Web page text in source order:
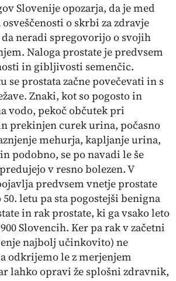
Slovenije opozarja, da je med
o skrbi za zdravje
neradi spregovorijo o svojih
Naloga prostate je predvsem
in gibljivosti semenčic.
se prostata začne povečevati in s
Znaki, kot so pogosto in
vodo, pekoč občutek pri
prekinjen curek urina, počasno
mehurja, kapljanje urina,
podobno, se po navadi le še
v resno bolezen. V
predvsem vnetje prostate
letu pa sta pogostejši benigna
in rak prostate, ki ga vsako leto
Slovencih. Ker pa rak v začetni
najbolj učinkovito) ne
odkrijemo le z merjenjem
lahko opravi že splošni zdravnik,